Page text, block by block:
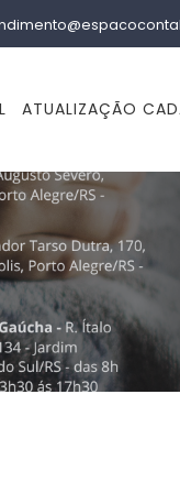
ATUALIZAÇÃO